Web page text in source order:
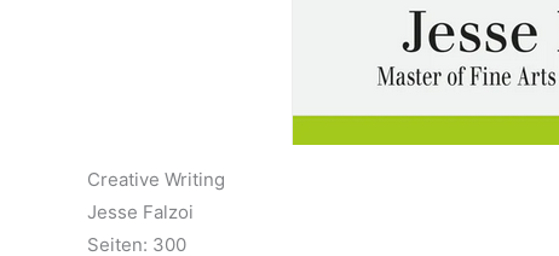
Creative Writing
Jesse Falzoi
Seiten: 300